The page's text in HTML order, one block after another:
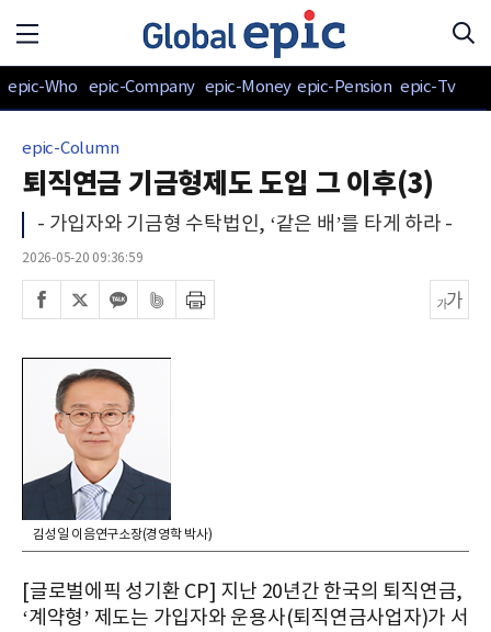
epic-Who epic-Company epic-Money epic-Pension epic-Tv
epic-Column
퇴직연금 기금형제도 도입 그 이후(3)
- 가입자와 기금형 수탁법인, ‘같은 배’를 타게 하라 -
2026-05-20 09:36:59
김성일 이음연구소장(경영학 박사)
[글로벌에픽 성기환 CP] 지난 20년간 한국의 퇴직연금,
‘계약형’ 제도는 가입자와 운용사(퇴직연금사업자)가 서